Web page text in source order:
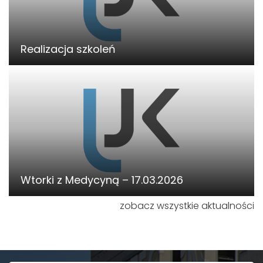
Realizacja szkoleń
Wtorki z Medycyną – 17.03.2026
zobacz wszystkie aktualności